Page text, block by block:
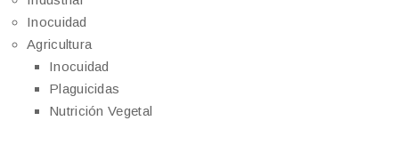
Inocuidad
Agricultura
Inocuidad
Plaguicidas
Nutrición Vegetal